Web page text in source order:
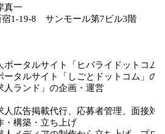
真一
宿1-19-8 サンモール第7ビル3階
ポータルサイト「ヒバライドットコム
ータルサイト「しごとドットコム」の
人ランド」の企画・運営
人広告掲載代行、応募者管理、面接対
・構築・立ち上げ